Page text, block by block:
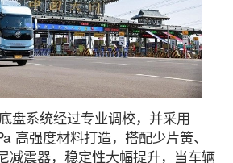
盘系统经过专业调校，并采用
高强度材料打造，搭配少片簧、
减震器，稳定性大幅提升，当车辆